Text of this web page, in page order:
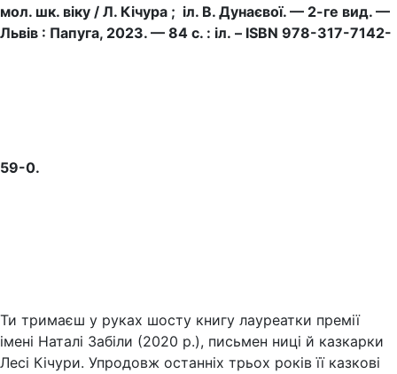
мол. шк. віку / Л. Кічура ; іл. В. Дунаєвої. — 2-ге вид. —
Львів : Папуга, 2023. — 84 с. : іл. – ISBN 978-317-7142-
59-0.
Ти тримаєш у руках шосту книгу лауреатки премії
імені Наталі Забіли (2020 р.), письмен ниці й казкарки
Лесі Кічури. Упродовж останніх трьох років її казкові